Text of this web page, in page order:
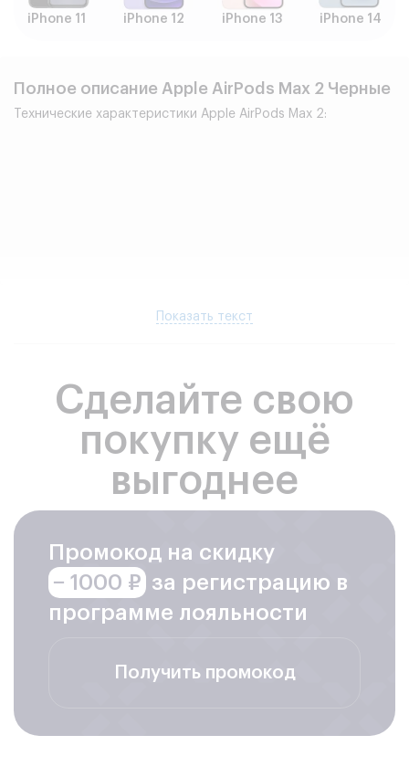
iPhone 11 iPhone 12 iPhone 13 iPhone 14
Полное описание Apple AirPods Max 2 Черные
Технические характеристики Apple AirPods Max 2:
Показать текст
Сделайте свою
покупку ещё
выгоднее
Промокод на скидку
− 1000 ₽ за регистрацию в
программе лояльности
Получить промокод